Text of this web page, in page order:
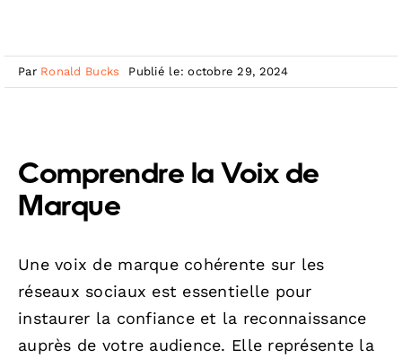
Par Ronald Bucks Publié le: octobre 29, 2024
Comprendre la Voix de
Marque
Une voix de marque cohérente sur les
réseaux sociaux est essentielle pour
instaurer la confiance et la reconnaissance
auprès de votre audience. Elle représente la